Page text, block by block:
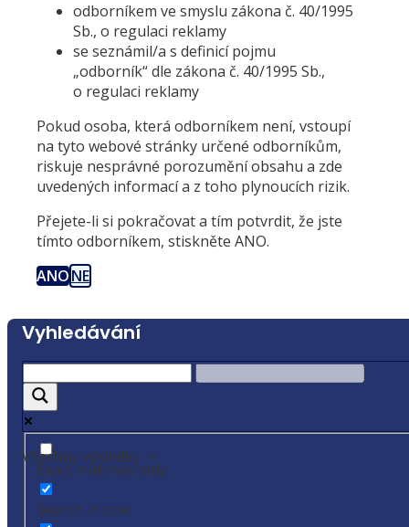
odborníkem ve smyslu zákona č. 40/1995
Sb., o regulaci reklamy
se seznámil/a s definicí pojmu
„odborník“ dle zákona č. 40/1995 Sb.,
o regulaci reklamy
Pokud osoba, která odborníkem není, vstoupí
na tyto webové stránky určené odborníkům,
riskuje nesprávné porozumění obsahu a zde
uvedených informací a z toho plynoucích rizik.
Přejete-li si pokračovat a tím potvrdit, že jste
tímto odborníkem, stiskněte ANO.
ANONE
Vyhledávání
Všechny výsledky ->
Exact matches only
Search in title